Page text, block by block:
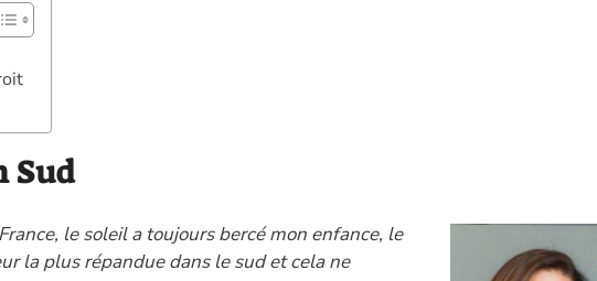
Sud
le soleil a toujours bercé mon enfance, le
la plus répandue dans le sud et cela ne